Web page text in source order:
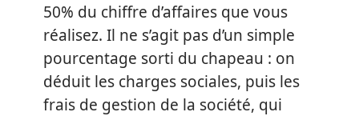
50% du chiffre d’affaires que vous
réalisez. Il ne s’agit pas d’un simple
pourcentage sorti du chapeau : on
déduit les charges sociales, puis les
frais de gestion de la société, qui